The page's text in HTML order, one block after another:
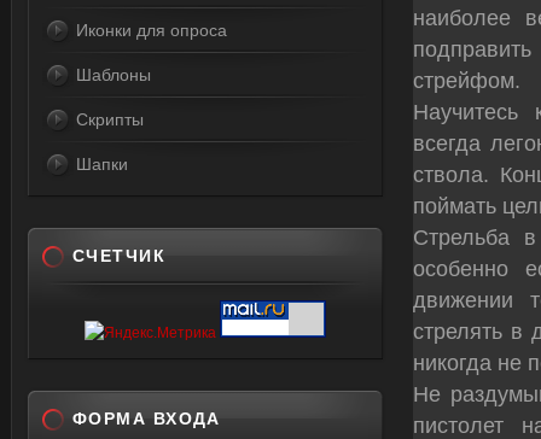
наиболее
стрейфом.
Научитесь
всегда
ствола.
поймать
Стрельба
особенно
движении
стрелять в
никогда не
Не
пистолет
Иконки для опроса
Шаблоны
Скрипты
Шапки
СЧЕТЧИК
ФОРМА ВХОДА